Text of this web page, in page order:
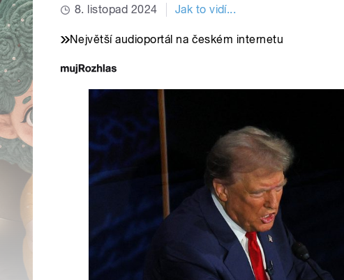
8. listopad 2024 Jak to vidí...
Největší audioportál na českém internetu